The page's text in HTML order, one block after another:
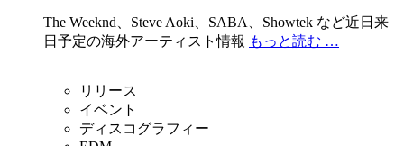
The Weeknd、Steve Aoki、SABA、Showtek など近日来
日予定の海外アーティスト情報 もっと読む …
リリース
イベント
ディスコグラフィー